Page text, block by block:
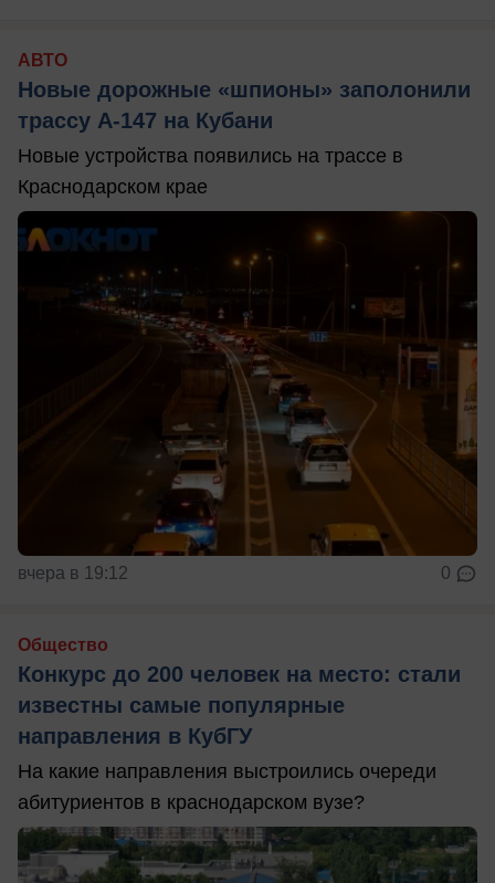
АВТО
Новые дорожные «шпионы» заполонили
трассу А-147 на Кубани
Новые устройства появились на трассе в
Краснодарском крае
вчера в 19:12 0
Общество
Конкурс до 200 человек на место: стали
известны самые популярные
направления в КубГУ
На какие направления выстроились очереди
абитуриентов в краснодарском вузе?